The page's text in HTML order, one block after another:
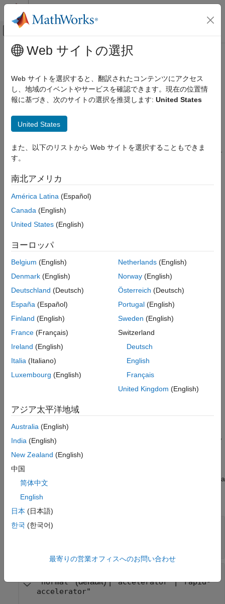
コンテンツへスキップ
オフキャンバス ナビゲーション メ
ドキュメンテーションのホーム
Simulation
Run Simulations
simulink.multisim.ModelParameter
Description
Properties
メインコンテンツ
simulink.multisim.ModelParameter
Specify a range of values for model parameters
Since R2024a
Description
study that allows you to run multiple simulations at a large scale.
With the
massive simulations using parameter combinations.
Syntax
Description
mp= simulink.multisim.ModelParameter(Name=Value
model parameter named
to the valueValue
You can use the simulink.multisim.ModelParameter
specify a value for any model parameter.
Name-Value Arguments
expand all
Specify optional pairs of arguments as
is the corresponding value. Name-value
arguments must appear after other arguments, but the order of
the pairs does not matter.
Before R2021a, use commas to separate each name and value,
and enclose
Example:
simulink.multisim.ModelParameter(TimeOut="100")
configures a
timeout of 100 seconds.
Configuration Parameter Name
"normal"(default) |"accelerator"|"rapid-
accelerator"
Web サイトの選択
Web サイトを選択すると、翻訳されたコンテンツにアクセス
し、地域のイベントやサービスを確認できます。現在の位置情
報に基づき、次のサイトの選択を推奨します: United States
United States
また、以下のリストから Web サイトを選択することもできま
す。
南北アメリカ
América Latina (Español)
Canada (English)
United States (English)
ヨーロッパ
Belgium (English)
Denmark (English)
Deutschland (Deutsch)
España (Español)
Finland (English)
France (Français)
Ireland (English)
Italia (Italiano)
Luxembourg (English)
Netherlands(English)
Norway(English)
Österreich (Deutsch)
Portugal(English)
Sweden (English)
Switzerland
Deutsch
English
Français
United Kingdom (English)
アジア太平洋地域
Australia (English)
India (English)
New Zealand (English)
中国
简体中文
English
日本 (日本語)
한국 (한국어)
最寄りの営業オフィスへのお問い合わせ